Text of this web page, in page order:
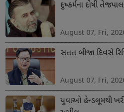
દુષ્કર્મના દોષી
August 07, Fri,
સતત બીજા દિવસે
August 07, Fri,
યુવાઓ હેન્ડલૂમથી